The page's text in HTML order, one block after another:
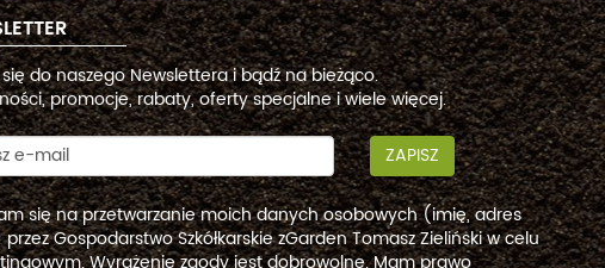
się do naszego Newslettera i bądź na bieżąco.
promocje, rabaty, oferty specjalne i wiele więcej.
ZAPISZ
się na przetwarzanie moich danych osobowych (imię, adres
Gospodarstwo Szkółkarskie zGarden Tomasz Zieliński w celu
Wyrażenie zgody jest dobrowolne. Mam prawo